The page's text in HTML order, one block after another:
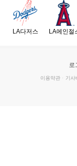
LA다저스 LA에인절
로
이용약관 · 기사